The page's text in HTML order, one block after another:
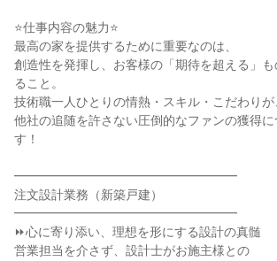
⭐仕事内容の魅力⭐
最高の家を提供するために重要なのは、
創造性を発揮し、お客様の「期待を超える」
ること。
技術職一人ひとりの情熱・スキル・こだわりが
他社の追随を許さない圧倒的なファンの獲得に
す！
━━━━━━━━━━━━━━━━━━
注文設計業務（新築戸建）
━━━━━━━━━━━━━━━━━━
⏩心に寄り添い、理想を形にする設計の真髄
営業担当を介さず、設計士がお施主様との